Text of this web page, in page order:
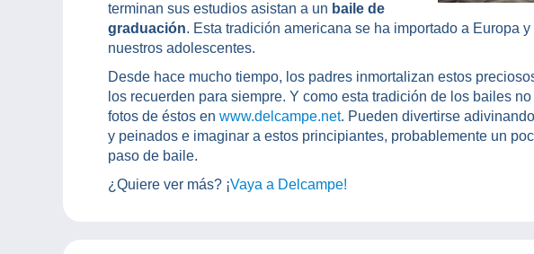
terminan sus estudios asistan a un baile de
graduación. Esta tradición americana se ha importado a Europa
nuestros adolescentes.
Desde hace mucho tiempo, los padres inmortalizan estos
los recuerden para siempre. Y como esta tradición de los bailes
fotos de éstos en www.delcampe.net. Pueden divertirse
y peinados e imaginar a estos principiantes, probablemente un
paso de baile.
¿Quiere ver más? ¡Vaya a Delcampe!